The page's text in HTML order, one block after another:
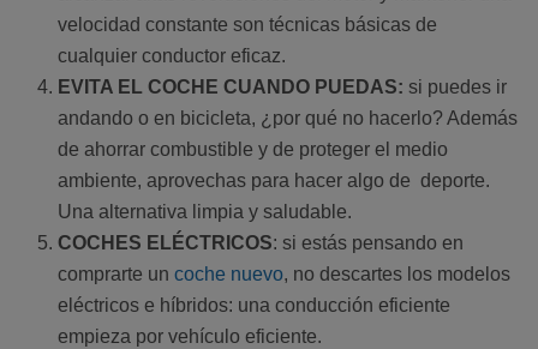
velocidad constante son técnicas básicas de
cualquier conductor eficaz.
EVITA EL COCHE CUANDO PUEDAS: si puedes ir
andando o en bicicleta, ¿por qué no hacerlo? Además
de ahorrar combustible y de proteger el medio
ambiente, aprovechas para hacer algo de deporte.
Una alternativa limpia y saludable.
COCHES ELÉCTRICOS: si estás pensando en
comprarte un coche nuevo, no descartes los modelos
eléctricos e híbridos: una conducción eficiente
empieza por vehículo eficiente.